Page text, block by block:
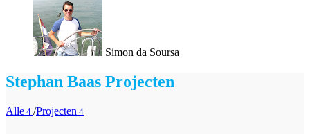
Simon da Soursa
Stephan Baas Projecten
Alle 4 /Projecten 4